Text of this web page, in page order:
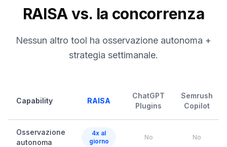
RAISA vs. la concorrenza
Nessun altro tool ha osservazione autonoma +
strategia settimanale.
Capability RAISA
ChatGPT
Plugins
Semrush
Copilot
Osservazione
autonoma
4x al
giorno
No No